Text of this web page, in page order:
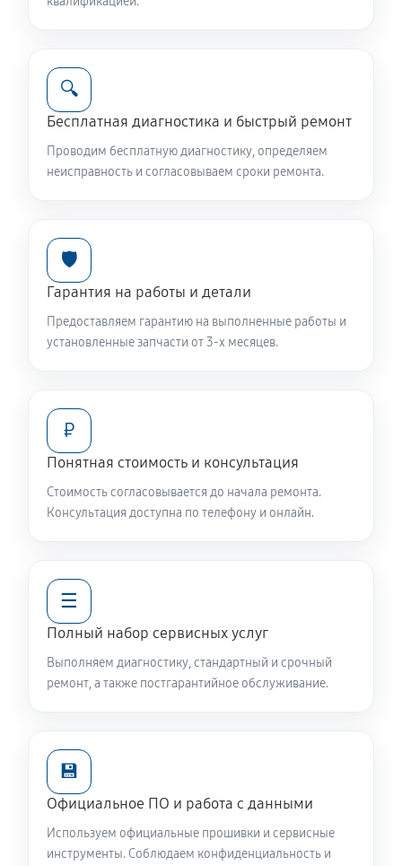
🔍
Бесплатная диагностика и быстрый ремонт
Проводим бесплатную диагностику, определяем
неисправность и согласовываем сроки ремонта.
🛡️
Гарантия на работы и детали
Предоставляем гарантию на выполненные работы и
установленные запчасти от 3-х месяцев.
₽
Понятная стоимость и консультация
Стоимость согласовывается до начала ремонта.
Консультация доступна по телефону и онлайн.
☰
Полный набор сервисных услуг
Выполняем диагностику, стандартный и срочный
ремонт, а также постгарантийное обслуживание.
💾
Официальное ПО и работа с данными
Используем официальные прошивки и сервисные
инструменты. Соблюдаем конфиденциальность и